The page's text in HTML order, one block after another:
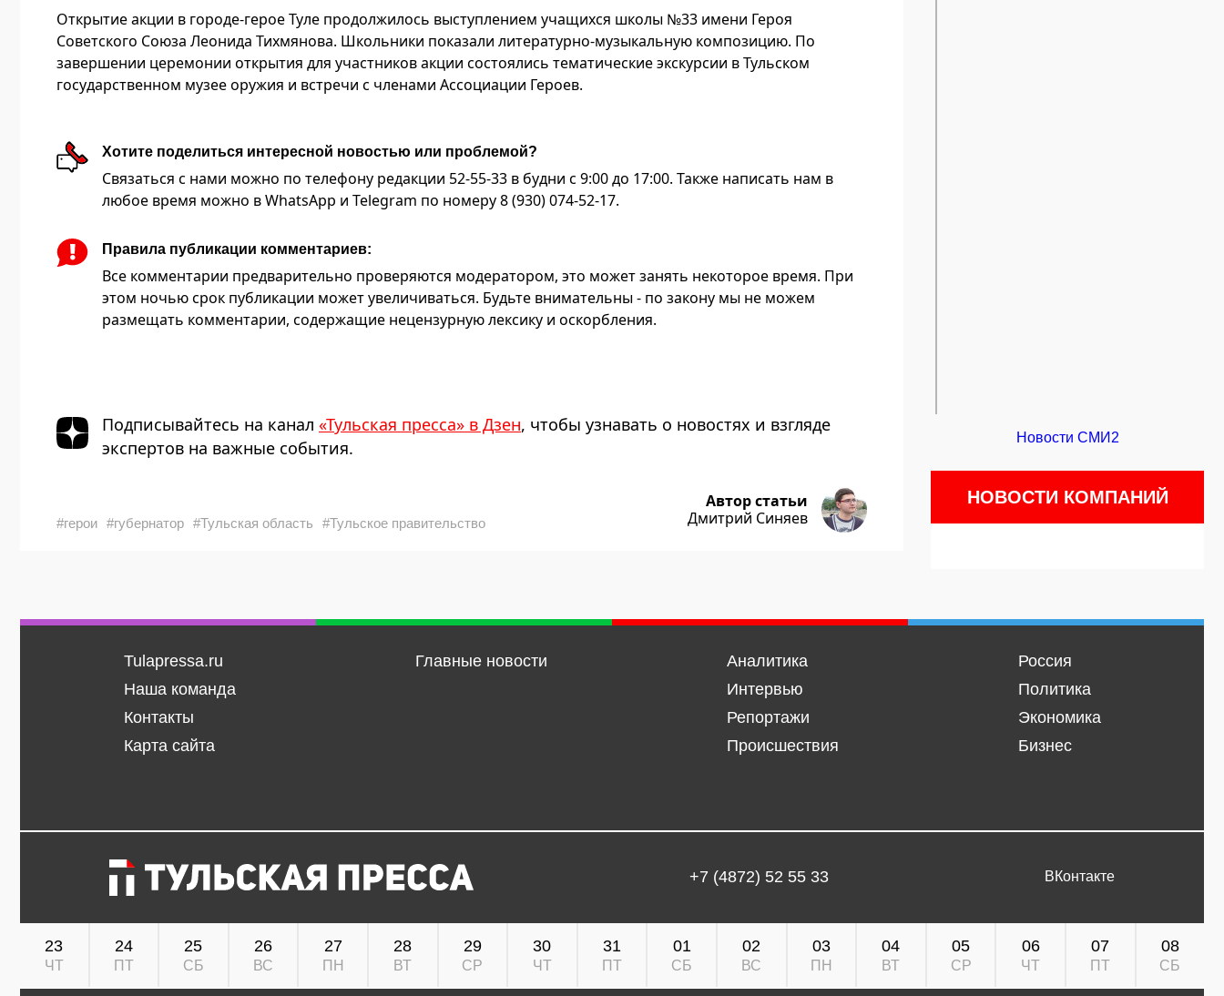
Открытие акции в городе-герое Туле продолжилось выступлением учащихся школы №33 имени Героя
Советского Союза Леонида Тихмянова. Школьники показали литературно-музыкальную композицию. По
завершении церемонии открытия для участников акции состоялись тематические экскурсии в Тульском
государственном музее оружия и встречи с членами Ассоциации Героев.
Хотите поделиться интересной новостью или проблемой?
Связаться с нами можно по телефону редакции 52-55-33 в будни с 9:00 до 17:00. Также написать нам в
любое время можно в WhatsApp и Telegram по номеру 8 (930) 074-52-17.
Правила публикации комментариев:
Все комментарии предварительно проверяются модератором, это может занять некоторое время. При
этом ночью срок публикации может увеличиваться. Будьте внимательны - по закону мы не можем
размещать комментарии, содержащие нецензурную лексику и оскорбления.
Подписывайтесь на канал «Тульская пресса» в Дзен, чтобы узнавать о новостях и взгляде
экспертов на важные события.
#герои #губернатор #Тульская область #Тульское правительство
Автор статьи
Дмитрий Синяев
Новости СМИ2
НОВОСТИ КОМПАНИЙ
Tulapressa.ru
Наша команда
Контакты
Карта сайта
Главные новости
Аналитика
Интервью
Репортажи
Происшествия
Россия
Политика
Экономика
Бизнес
+7 (4872) 52 55 33 ВКонтакте
23
ЧТ
24
ПТ
25
СБ
26
ВС
27
ПН
28
ВТ
29
СР
30
ЧТ
31
ПТ
01
СБ
02
ВС
03
ПН
04
ВТ
05
СР
06
ЧТ
07
ПТ
08
СБ